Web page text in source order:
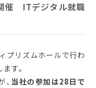
催 ITデジタル就職
プリズムホールで行わ
す。
当社の参加は28日で